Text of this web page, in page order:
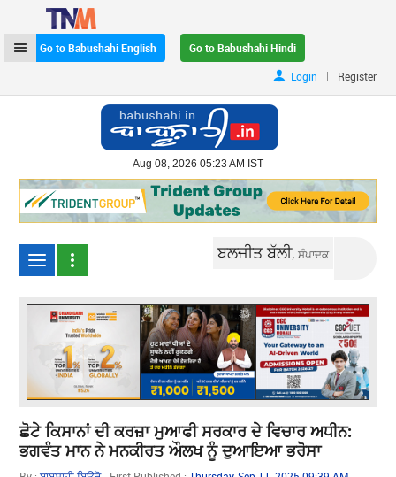
Go to Babushahi English
Go to Babushahi Hindi
Login
| Register
Aug 08, 2026 05:23 AM IST
ਬਲਜੀਤ ਬੱਲੀ,ਸੰਪਾਦਕ
ਛੋਟੇ ਕਿਸਾਨਾਂ ਦੀ ਕਰਜ਼ਾ ਮੁਆਫੀ ਸਰਕਾਰ ਦੇ ਵਿਚਾਰ ਅਧੀਨ:
ਭਗਵੰਤ ਮਾਨ ਨੇ ਮਨਕੀਰਤ ਔਲਖ ਨੂੰ ਦੁਆਇਆ ਭਰੋਸਾ